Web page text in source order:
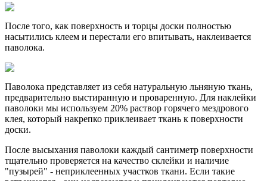
После того, как поверхность и торцы доски полностью
насытились клеем и перестали его впитывать, наклеивается
паволока.
Паволока представляет из себя натуральную льняную ткань,
предварительно выстиранную и проваренную. Для наклейки
паволоки мы используем 20% раствор горячего мездрового
клея, который накрепко приклеивает ткань к поверхности
доски.
После высыхания паволоки каждый сантиметр поверхности
тщательно проверяется на качество склейки и наличие
"пузырей" - неприклеенных участков ткани. Если такие